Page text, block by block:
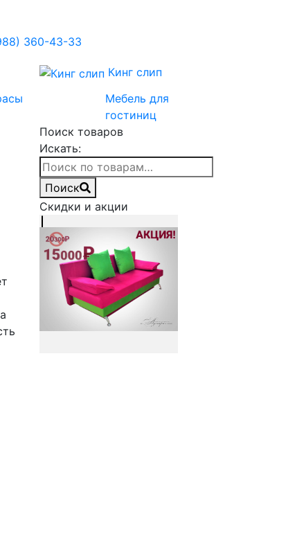
360-43-33
Кинг слип
Мебель для
гостиниц
Поиск товаров
Искать:
Поиск
Скидки и акции